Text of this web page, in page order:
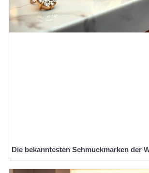
Die bekanntesten Schmuckmarken der